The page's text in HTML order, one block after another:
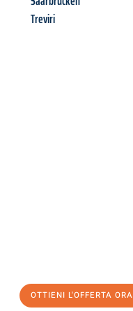
Treviri
OTTIENI L'OFFERTA ORA